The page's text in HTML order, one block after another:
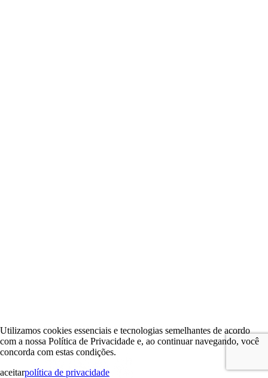
Utilizamos cookies essenciais e tecnologias semelhantes de acordo
com a nossa Política de Privacidade e, ao continuar navegando, você
concorda com estas condições.
aceitarpolítica de privacidade